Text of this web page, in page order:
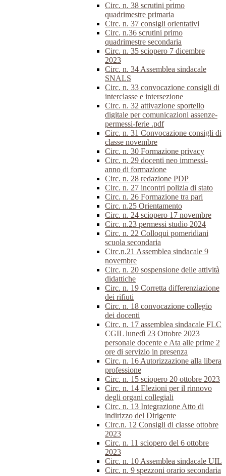
Circ. n. 38 scrutini primo
quadrimestre primaria
Circ. n. 37 consigli orientativi
Circ. n.36 scrutini primo
quadrimestre secondaria
Circ. n. 35 sciopero 7 dicembre
2023
Circ. n. 34 Assemblea sindacale
SNALS
Circ. n. 33 convocazione consigli di
interclasse e intersezione
Circ. n. 32 attivazione sportello
digitale per comunicazioni assenze-
permessi-ferie .pdf
Circ. n. 31 Convocazione consigli di
classe novembre
Circ. n. 30 Formazione privacy
Circ. n. 29 docenti neo immessi-
anno di formazione
Circ. n. 28 redazione PDP
Circ. n. 27 incontri polizia di stato
Circ. n. 26 Formazione tra pari
Circ. n.25 Orientamento
Circ. n. 24 sciopero 17 novembre
Circ. n.23 permessi studio 2024
Circ. n. 22 Colloqui pomeridiani
scuola secondaria
Circ.n.21 Assemblea sindacale 9
novembre
Circ. n. 20 sospensione delle attività
didattiche
Circ. n. 19 Corretta differenziazione
dei rifiuti
Circ. n. 18 convocazione collegio
dei docenti
Circ. n. 17 assemblea sindacale FLC
CGIL lunedì 23 Ottobre 2023
personale docente e Ata alle prime 2
ore di servizio in presenza
Circ. n. 16 Autorizzazione alla libera
professione
Circ. n. 15 sciopero 20 ottobre 2023
Circ. n. 14 Elezioni per il rinnovo
degli organi collegiali
Circ. n. 13 Integrazione Atto di
indirizzo del Dirigente
Circ.n. 12 Consigli di classe ottobre
2023
Circ. n. 11 sciopero del 6 ottobre
2023
Circ. n. 10 Assemblea sindacale UIL
Circ. n. 9 spezzoni orario secondaria